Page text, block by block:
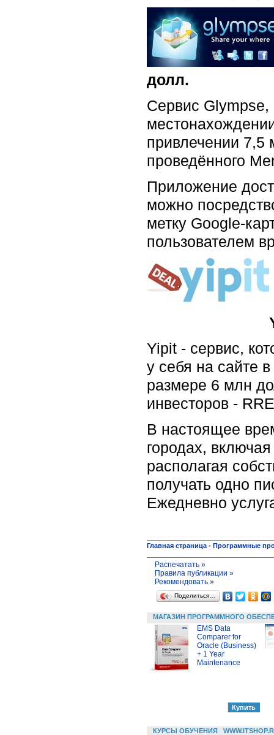
долл.
Сервис
привлечении 7,5
проведённого
Приложение
можно
метку Google-
пользователем
Yipit - сервис,
у себя на сайте
размере 6 млн
инвесторов -
В настоящее
городах,
располагая
получать одно
Ежедневно
Главная страница - Программные
Распечатать »
Правила публикации »
Рекомендовать »
Поделиться…
МАГАЗИН ПРОГРАММНОГО
EMS Data
Comparer for
Oracle (Business)
+ 1 Year
Maintenance
КУРСЫ ОБУЧЕНИЯ